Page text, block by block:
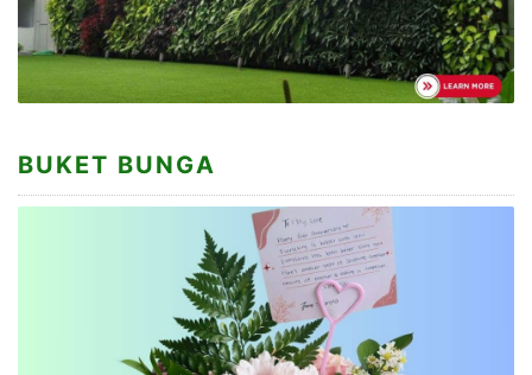
BUKET BUNGA